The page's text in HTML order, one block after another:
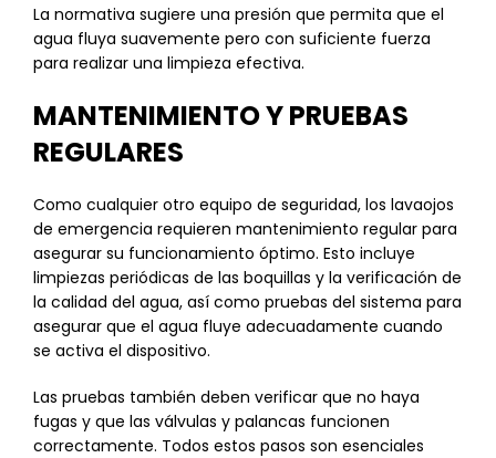
La normativa sugiere una presión que permita que el
agua fluya suavemente pero con suficiente fuerza
para realizar una limpieza efectiva.
MANTENIMIENTO Y PRUEBAS
REGULARES
Como cualquier otro equipo de seguridad, los lavaojos
de emergencia requieren mantenimiento regular para
asegurar su funcionamiento óptimo. Esto incluye
limpiezas periódicas de las boquillas y la verificación de
la calidad del agua, así como pruebas del sistema para
asegurar que el agua fluye adecuadamente cuando
se activa el dispositivo.
Las pruebas también deben verificar que no haya
fugas y que las válvulas y palancas funcionen
correctamente. Todos estos pasos son esenciales